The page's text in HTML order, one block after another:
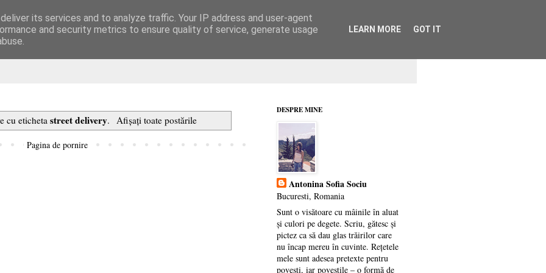
cu etichetastreet delivery. Afișați toate postările
Pagina de pornire
DESPRE MINE
Antonina Sofia Sociu
Bucuresti, Romania
Sunt o visătoare cu mâinile în aluat
și culori pe degete. Scriu, gătesc și
pictez ca să dau glas trăirilor care
nu încap mereu în cuvinte. Rețetele
mele sunt adesea pretexte pentru
povești, iar poveștile – o formă de
its services and to analyze traffic. Your IP address and user-agent
and security metrics to ensure quality of service, generate usage
LEARN MORE GOT IT